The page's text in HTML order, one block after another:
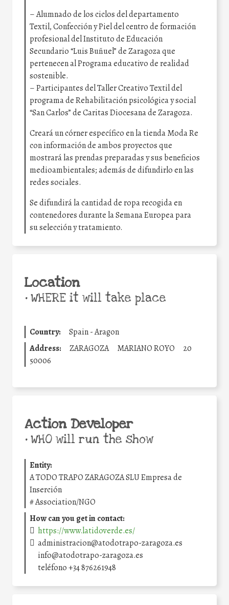
– Alumnado de los ciclos del departamento
Textil, Confección y Piel del centro de formación
profesional del Instituto de Educación
Secundario “Luis Buñuel” de Zaragoza que
pertenecen al Programa educativo de realidad
sostenible.
– Participantes del Taller Creativo Textil del
programa de Rehabilitación psicológica y social
“San Carlos” de Caritas Diocesana de Zaragoza.
Creará un córner específico en la tienda Moda Re
con información de ambos proyectos que
mostrará las prendas preparadas y sus beneficios
medioambientales; además de difundirlo en las
redes sociales.
Se difundirá la cantidad de ropa recogida en
contenedores durante la Semana Europea para
su selección y tratamiento.
Location
•WHERE it will take place
Country:
Spain - Aragon
Address:
ZARAGOZA MARIANO ROYO
20
50006
Action Developer
•WHO will run the show
Entity:
A TODO TRAPO ZARAGOZA SLU Empresa de
Inserción
#Association/NGO
How can you get in contact:
https://www.latidoverde.es/
administracion@atodotrapo-zaragoza.es
info@atodotrapo-zaragoza.es
teléfono +34 876261948